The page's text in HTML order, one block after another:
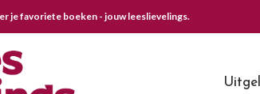
je favoriete boeken - jouw leeslievelings.